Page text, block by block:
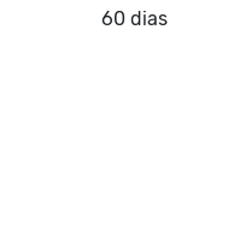
60 dias